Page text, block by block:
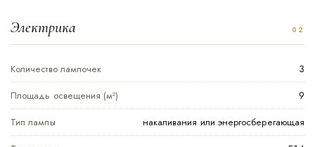
Электрика
Количество лампочек
3
Площадь освещения (м²)
9
Тип лампы
накаливания или энергосберегающая